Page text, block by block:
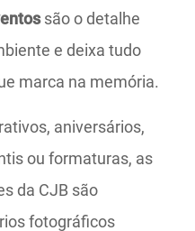
são o detalhe
e deixa tudo
marca na memória.
aniversários,
ou formaturas, as
da CJB são
fotográficos